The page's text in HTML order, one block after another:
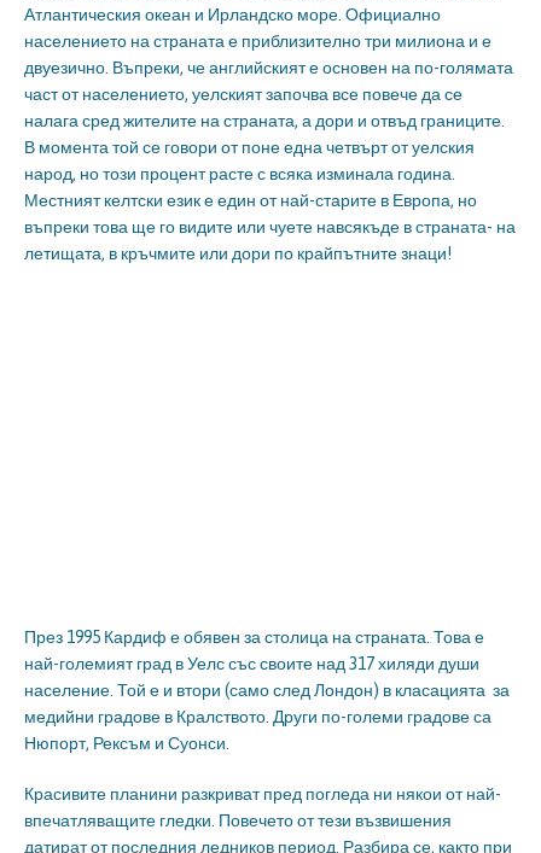
Атлантическия океан и Ирландско море. Официално
населението на страната е приблизително три милиона и е
двуезично. Въпреки, че английският е основен на по-голямата
част от населението, уелският започва все повече да се
налага сред жителите на страната, а дори и отвъд границите.
В момента той се говори от поне една четвърт от уелския
народ, но този процент расте с всяка изминала година.
Местният келтски език е един от най-старите в Европа, но
въпреки това ще го видите или чуете навсякъде в страната- на
летищата, в кръчмите или дори по крайпътните знаци!
През 1995 Кардиф е обявен за столица на страната. Това е
най-големият град в Уелс със своите над 317 хиляди души
население. Той е и втори (само след Лондон) в класацията за
медийни градове в Кралството. Други по-големи градове са
Нюпорт, Рексъм и Суонси.
Красивите планини разкриват пред погледа ни някои от най-
впечатляващите гледки. Повечето от тези възвишения
датират от последния ледников период. Разбира се, както при